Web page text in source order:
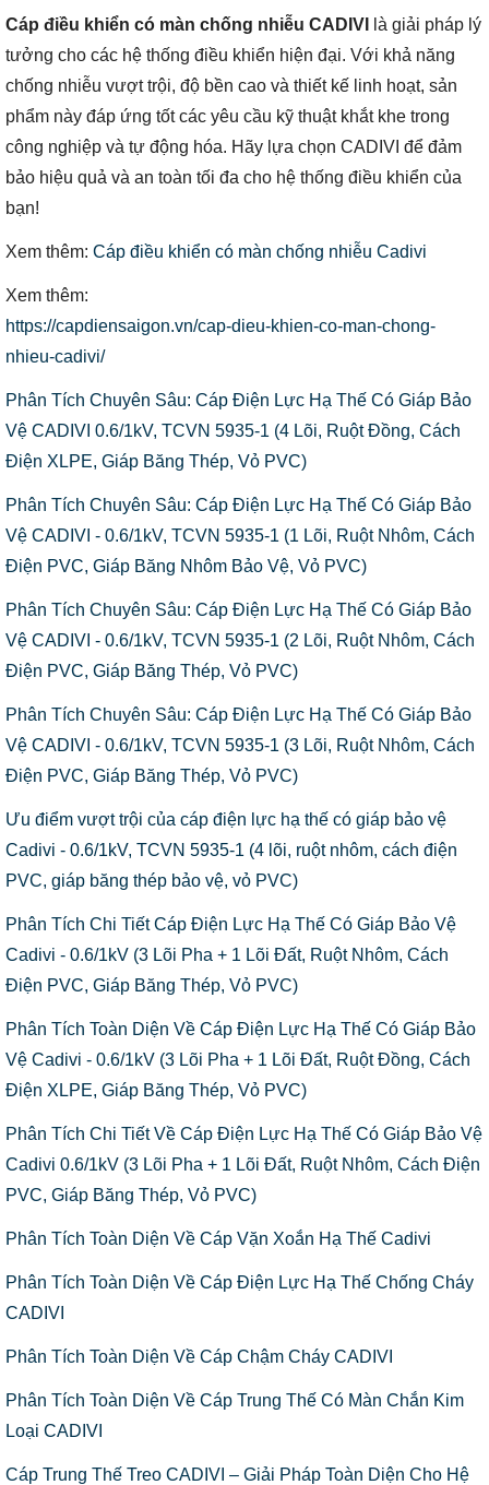
Cáp điều khiển có màn chống nhiễu CADIVI
là giải pháp lý
tưởng cho các hệ thống điều khiển hiện đại. Với khả năng
chống nhiễu vượt trội, độ bền cao và thiết kế linh hoạt, sản
phẩm này đáp ứng tốt các yêu cầu kỹ thuật khắt khe trong
công nghiệp và tự động hóa. Hãy lựa chọn CADIVI để đảm
bảo hiệu quả và an toàn tối đa cho hệ thống điều khiển của
bạn!
Xem thêm: Cáp điều khiển có màn chống nhiễu Cadivi
Xem thêm:
https://capdiensaigon.vn/cap-dieu-khien-co-man-chong-
nhieu-cadivi/
Phân Tích Chuyên Sâu: Cáp Điện Lực Hạ Thế Có Giáp Bảo
Vệ CADIVI 0.6/1kV, TCVN 5935-1 (4 Lõi, Ruột Đồng, Cách
Điện XLPE, Giáp Băng Thép, Vỏ PVC)
Phân Tích Chuyên Sâu: Cáp Điện Lực Hạ Thế Có Giáp Bảo
Vệ CADIVI - 0.6/1kV, TCVN 5935-1 (1 Lõi, Ruột Nhôm, Cách
Điện PVC, Giáp Băng Nhôm Bảo Vệ, Vỏ PVC)
Phân Tích Chuyên Sâu: Cáp Điện Lực Hạ Thế Có Giáp Bảo
Vệ CADIVI - 0.6/1kV, TCVN 5935-1 (2 Lõi, Ruột Nhôm, Cách
Điện PVC, Giáp Băng Thép, Vỏ PVC)
Phân Tích Chuyên Sâu: Cáp Điện Lực Hạ Thế Có Giáp Bảo
Vệ CADIVI - 0.6/1kV, TCVN 5935-1 (3 Lõi, Ruột Nhôm, Cách
Điện PVC, Giáp Băng Thép, Vỏ PVC)
Ưu điểm vượt trội của cáp điện lực hạ thế có giáp bảo vệ
Cadivi - 0.6/1kV, TCVN 5935-1 (4 lõi, ruột nhôm, cách điện
PVC, giáp băng thép bảo vệ, vỏ PVC)
Phân Tích Chi Tiết Cáp Điện Lực Hạ Thế Có Giáp Bảo Vệ
Cadivi - 0.6/1kV (3 Lõi Pha + 1 Lõi Đất, Ruột Nhôm, Cách
Điện PVC, Giáp Băng Thép, Vỏ PVC)
Phân Tích Toàn Diện Về Cáp Điện Lực Hạ Thế Có Giáp Bảo
Vệ Cadivi - 0.6/1kV (3 Lõi Pha + 1 Lõi Đất, Ruột Đồng, Cách
Điện XLPE, Giáp Băng Thép, Vỏ PVC)
Phân Tích Chi Tiết Về Cáp Điện Lực Hạ Thế Có Giáp Bảo Vệ
Cadivi 0.6/1kV (3 Lõi Pha + 1 Lõi Đất, Ruột Nhôm, Cách Điện
PVC, Giáp Băng Thép, Vỏ PVC)
Phân Tích Toàn Diện Về Cáp Vặn Xoắn Hạ Thế Cadivi
Phân Tích Toàn Diện Về Cáp Điện Lực Hạ Thế Chống Cháy
CADIVI
Phân Tích Toàn Diện Về Cáp Chậm Cháy CADIVI
Phân Tích Toàn Diện Về Cáp Trung Thế Có Màn Chắn Kim
Loại CADIVI
Cáp Trung Thế Treo CADIVI – Giải Pháp Toàn Diện Cho Hệ